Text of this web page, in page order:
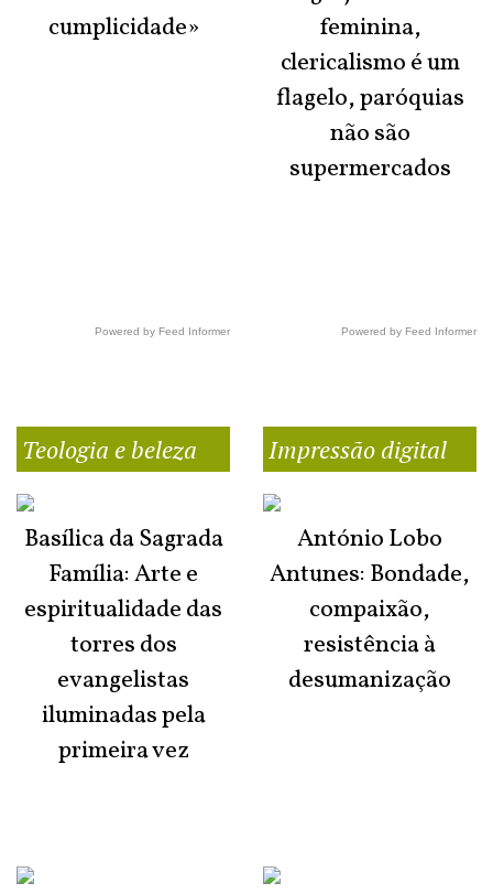
cumplicidade»
Powered by Feed Informer
feminina,
clericalismo é um
flagelo, paróquias
não são
supermercados
Powered by Feed Informer
Teologia e beleza
Basílica da Sagrada
Família: Arte e
espiritualidade das
torres dos
evangelistas
iluminadas pela
primeira vez
Impressão digital
António Lobo
Antunes: Bondade,
compaixão,
resistência à
desumanização